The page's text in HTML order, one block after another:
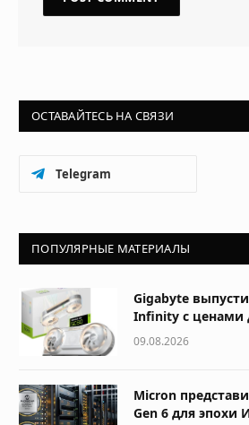
ОСТАВАЙТЕСЬ НА СВЯЗИ
Telegram
ПОПУЛЯРНЫЕ МАТЕРИАЛЫ
Gigabyte
Infinity с ценами
09.08.2026
Micron
Gen 6 для эпохи